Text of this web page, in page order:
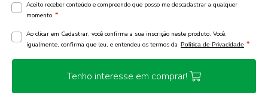
Aceito receber conteúdo e compreendo que posso me descadastrar a qualquer
momento. *
Ao clicar em Cadastrar, você confirma a sua inscrição neste produto. Você,
igualmente, confirma que leu, e entendeu os termos da Política de Privacidade *
Tenho interesse em comprar!